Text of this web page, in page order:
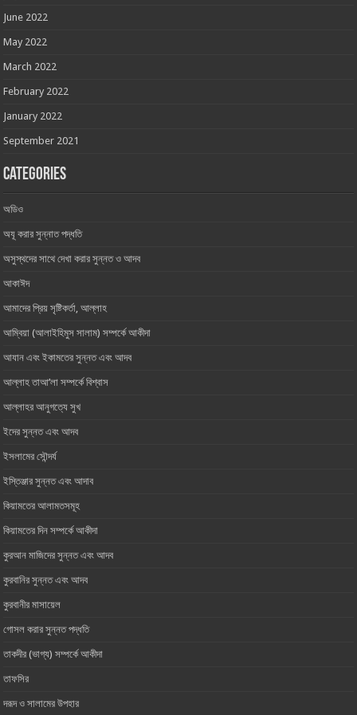
June 2022
May 2022
March 2022
February 2022
January 2022
September 2021
Categories
অডিও
অযূ করার সুন্নাত পদ্ধতি
অসুস্থদের সাথে দেখা করার সুন্নত ও আদব
আকাঈদ
আমাদের প্রিয় সৃষ্টিকর্তা, আল্লাহ ‎
আম্বিয়া (আলাইহিমুস সালাম) সম্পর্কে আকীদা
আযান এবং ইকামতের সুন্নত এবং আদব
আল্লাহ তাআ’লা সম্পর্কে বিশ্বাস
আল্লাহর আনুগত্যে সুখ
ইদের সুন্নত এবং আদব
ইসলামের সৌন্দর্য
ইস্তিঞ্জার সুন্নত এবং আদাব
কিয়ামতের আলামতসমূহ
কিয়ামতের দিন সম্পর্কে আকীদা
কুরআন মাজিদের সুন্নত এবং আদব
কুরবানির সুন্নত এবং আদব
কুরবানীর মাসায়েল
গোসল করার সুন্নত পদ্ধতি
তাকদীর (ভাগ্য) সম্পর্কে আকীদা
তাফসির
দরূদ ও সালামের উপহার